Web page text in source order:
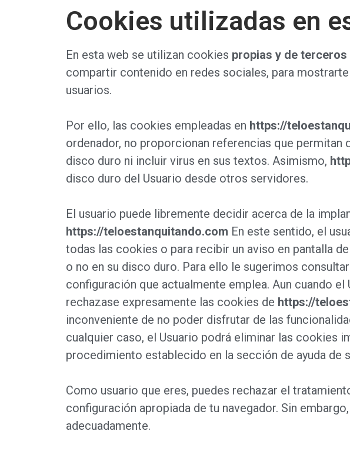
Cookies utilizadas en
En esta web se utilizan cookies propias y de terceros
compartir contenido en redes sociales, para
usuarios.
Por ello, las cookies empleadas en https://
ordenador, no proporcionan referencias que permitan
disco duro ni incluir virus en sus textos. Asimismo,
disco duro del Usuario desde otros servidores.
El usuario puede libremente decidir acerca de la
https://teloestanquitando.com En este sentido, el
todas las cookies o para recibir un aviso en pantalla
o no en su disco duro. Para ello le sugerimos
configuración que actualmente emplea. Aun cuando
rechazase expresamente las cookies de https://
inconveniente de no poder disfrutar de las
cualquier caso, el Usuario podrá eliminar las cookies
procedimiento establecido en la sección de ayuda de
Como usuario que eres, puedes rechazar el
configuración apropiada de tu navegador. Sin
adecuadamente.